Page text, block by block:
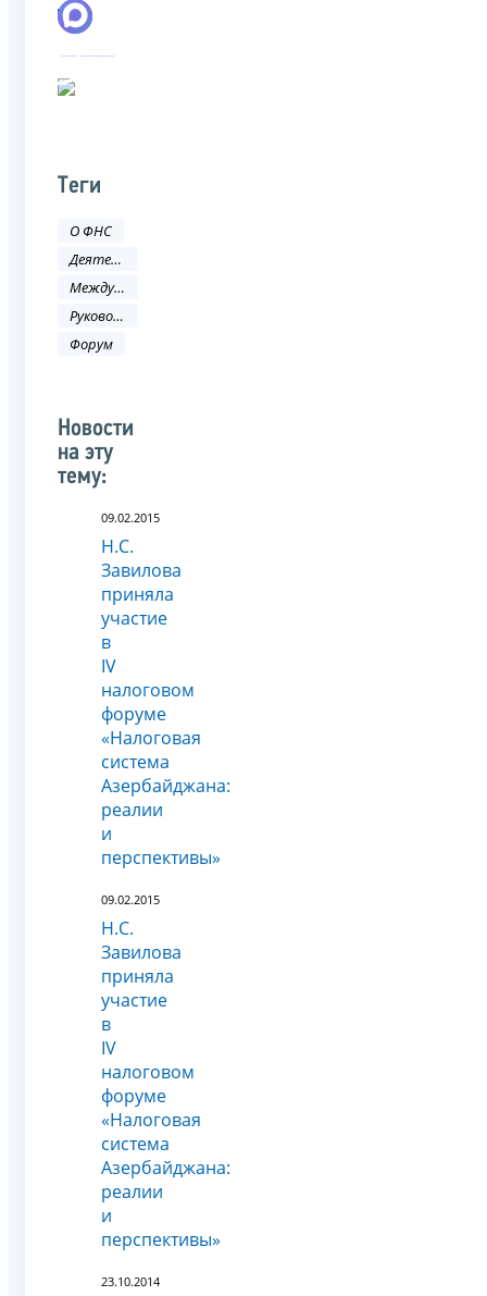
Теги
О ФНС
Деятельность ФНС
Международное сотрудничество
Руководитель ФНС России
Форум
Новости
на эту
тему:
09.02.2015
Н.С.
Завилова
приняла
участие
в
IV
налоговом
форуме
«Налоговая
система
Азербайджана:
реалии
и
перспективы»
09.02.2015
Н.С.
Завилова
приняла
участие
в
IV
налоговом
форуме
«Налоговая
система
Азербайджана:
реалии
и
перспективы»
23.10.2014